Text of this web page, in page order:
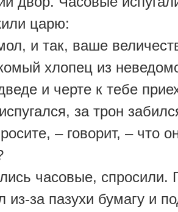
царю:
и так, ваше
хлопец из
и черте к тебе
за трон
– говорит, – что
часовые, спросили.
из-за пазухи бумагу и